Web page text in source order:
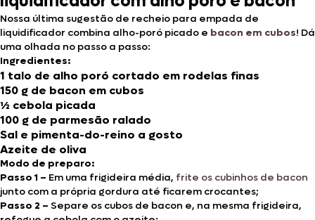
Nossa última sugestão de recheio para empada de
liquidificador combina alho-poró picado e bacon em cubos! Dá
uma olhada no passo a passo:
Ingredientes:
1 talo de alho poró cortado em rodelas finas
150 g de bacon em cubos
½ cebola picada
100 g de parmesão ralado
Sal e pimenta-do-reino a gosto
Azeite de oliva
Modo de preparo:
Passo 1 – Em uma frigideira média, frite os cubinhos de bacon
junto com a própria gordura até ficarem crocantes;
Passo 2 – Separe os cubos de bacon e, na mesma frigideira,